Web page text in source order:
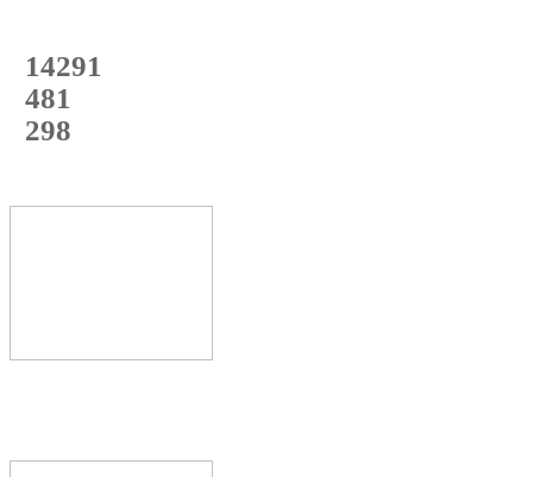
14291
с начала года
481
с начала месяца
298
с начала недели